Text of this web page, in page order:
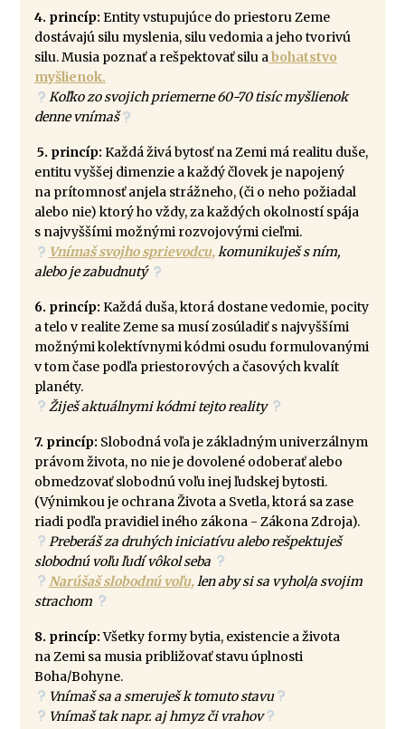
4. princíp: Entity vstupujúce do priestoru Zeme
dostávajú silu myslenia, silu vedomia a jeho tvorivú
silu. Musia poznať a rešpektovať silu abohatstvo
myšlienok.
Koľko zo svojich priemerne 60-70 tisíc myšlienok
denne vnímaš
5. princíp: Každá živá bytosť na Zemi má realitu duše,
entitu vyššej dimenzie a každý človek je napojený
na prítomnosť anjela strážneho, (či o neho požiadal
alebo nie) ktorý ho vždy, za každých okolností spája
s najvyššími možnými rozvojovými cieľmi.
Vnímaš svojho sprievodcu,komunikuješ s ním,
alebo je zabudnutý
6. princíp: Každá duša, ktorá dostane vedomie, pocity
a telo v realite Zeme sa musí zosúladiť s najvyššími
možnými kolektívnymi kódmi osudu formulovanými
v tom čase podľa priestorových a časových kvalít
planéty.
Žiješ aktuálnymi kódmi tejto reality
7. princíp: Slobodná voľa je základným univerzálnym
právom života, no nie je dovolené odoberať alebo
obmedzovať slobodnú voľu inej ľudskej bytosti.
(Výnimkou je ochrana Života a Svetla, ktorá sa zase
riadi podľa pravidiel iného zákona - Zákona Zdroja).
Preberáš za druhých iniciatívu alebo rešpektuješ
slobodnú voľu ľudí vôkol seba
Narúšaš slobodnú voľu,len aby si sa vyhol/a svojim
strachom
8. princíp:Všetky formy bytia, existencie a života
na Zemi sa musia približovať stavu úplnosti
Boha/Bohyne.
Vnímaš sa a smeruješ k tomuto stavu
Vnímaš tak napr. aj hmyz či vrahov